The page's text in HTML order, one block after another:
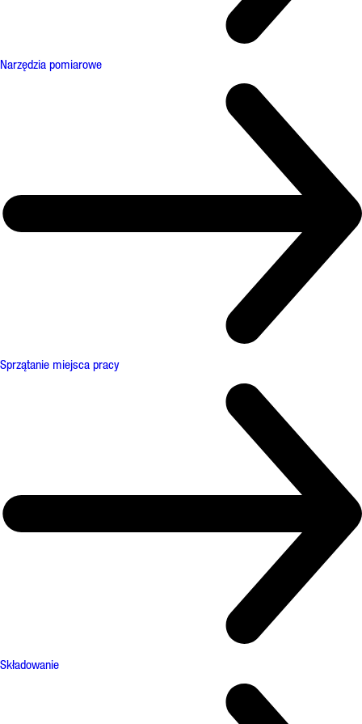
Narzędzia pomiarowe
Sprzątanie miejsca pracy
Składowanie